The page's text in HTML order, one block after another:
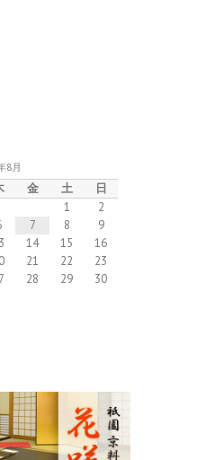
8月
金 土
日
1
2
7 8
9
14 15
16
21 22
23
28 29
30